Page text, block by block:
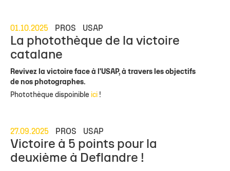
01.10.2025 PROS USAP
La photothèque de la victoire
catalane
Revivez la victoire face à l'USAP, à travers les objectifs
de nos photographes.
Photothèque dispoinible ici !
27.09.2025 PROS USAP
Victoire à 5 points pour la
deuxième à Deflandre !